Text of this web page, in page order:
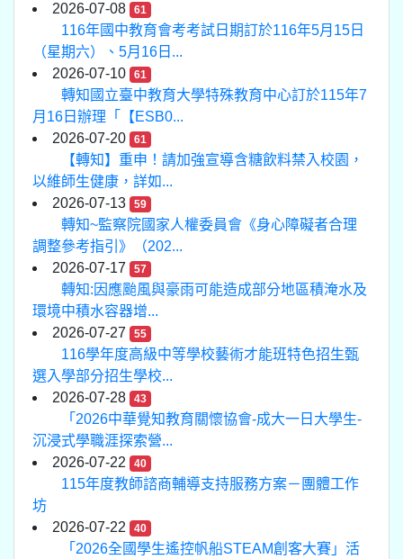
2026-07-08
61
116年國中教育會考考試日期訂於116年5月15日
（星期六）、5月16日...
2026-07-10
61
轉知國立臺中教育大學特殊教育中心訂於115年7
月16日辦理「【ESB0...
2026-07-20
61
【轉知】重申！請加強宣導含糖飲料禁入校園，
以維師生健康，詳如...
2026-07-13
59
轉知~監察院國家人權委員會《身心障礙者合理
調整參考指引》（202...
2026-07-17
57
轉知:因應颱風與豪雨可能造成部分地區積淹水及
環境中積水容器增...
2026-07-27
55
116學年度高級中等學校藝術才能班特色招生甄
選入學部分招生學校...
2026-07-28
43
「2026中華覺知教育關懷協會-成大一日大學生-
沉浸式學職涯探索營...
2026-07-22
40
115年度教師諮商輔導支持服務方案－團體工作
坊
2026-07-22
40
「2026全國學生遙控帆船STEAM創客大賽」活